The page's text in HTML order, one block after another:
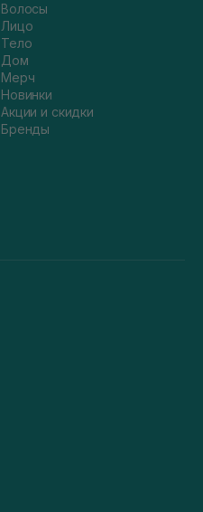
Волосы
Лицо
Тело
Дом
Мерч
Новинки
Акции и скидки
Бренды